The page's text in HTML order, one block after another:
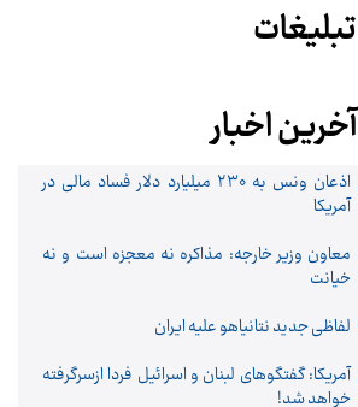
تبلیغات
آخرین اخبار
اذعان ونس به ۲۳۰ میلیارد دلار فساد مالی در
آمریکا
معاون وزیر خارجه: مذاکره نه معجزه است و نه
خیانت
لفاظی جدید نتانیاهو علیه ایران
آمریکا: گفتگوهای لبنان و اسرائیل فردا ازسرگرفته
خواهد شد!